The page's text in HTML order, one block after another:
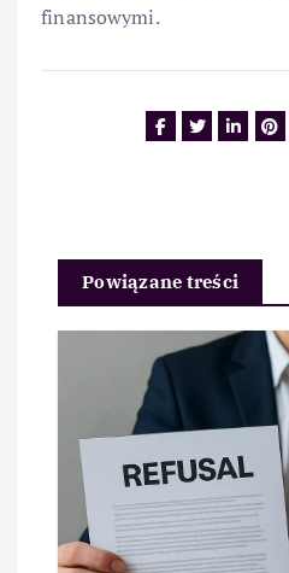
finansowymi.
Powiązane treści